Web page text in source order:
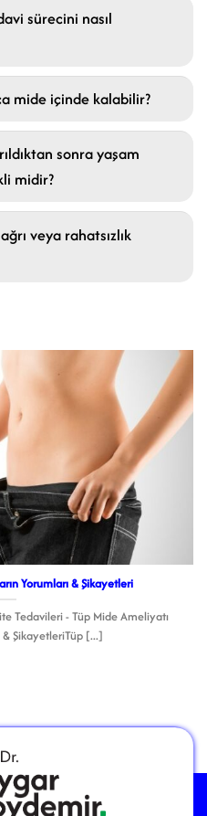
sürecini nasıl
mide içinde kalabilir?
sonra yaşam
midir?
veya rahatsızlık
Yorumları & Şikayetleri
Tedavileri - Tüp Mide Ameliyatı
& ŞikayetleriTüp [...]